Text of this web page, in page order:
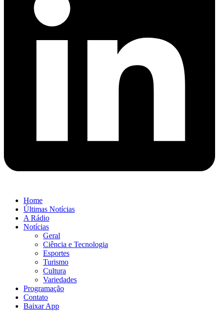
Home
Últimas Notícias
A Rádio
Notícias
Geral
Ciência e Tecnologia
Esportes
Turismo
Cultura
Variedades
Programação
Contato
Baixar App